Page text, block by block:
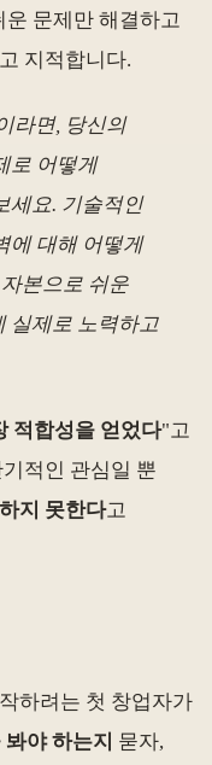
문제만 해결하고
지적합니다.
라면, 당신의
로 어떻게
세요. 기술적인
에 대해 어떻게
본으로 쉬운
실제로 노력하고
적합성을 얻었다"고
적인 관심일 뿐
지 못한다고
하려는 첫 창업자가
야 하는지 묻자,